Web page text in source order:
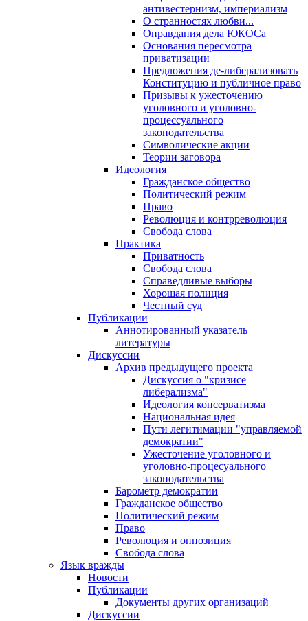
антивестернизм, империализм
О странностях любви...
Оправдания дела ЮКОСа
Основания пересмотра
приватизации
Предложения де-либерализовать
Конституцию и публичное право
Призывы к ужесточению
уголовного и уголовно-
процессуального
законодательства
Символические акции
Теории заговора
Идеология
Гражданское общество
Политический режим
Право
Революция и контрреволюция
Свобода слова
Практика
Приватность
Свобода слова
Справедливые выборы
Хорошая полиция
Честный суд
Публикации
Аннотированный указатель
литературы
Дискуссии
Архив предыдущего проекта
Дискуссия о "кризисе
либерализма"
Идеология консерватизма
Национальная идея
Пути легитимации "управляемой
демократии"
Ужесточение уголовного и
уголовно-процесуального
законодательства
Барометр демократии
Гражданское общество
Политический режим
Право
Революция и оппозиция
Свобода слова
Язык вражды
Новости
Публикации
Документы других организаций
Дискуссии